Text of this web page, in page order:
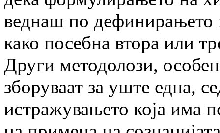
веднаш по дефинирањето
како посебна втора или
Други методолози,
зборуваат за уште една,
истражувањето која има